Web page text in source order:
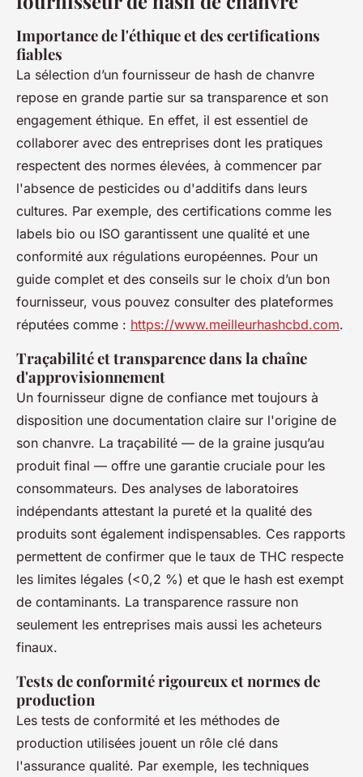
Importance de l'éthique et des certifications
fiables
La sélection d’un fournisseur de hash de chanvre
repose en grande partie sur sa transparence et son
engagement éthique. En effet, il est essentiel de
collaborer avec des entreprises dont les pratiques
respectent des normes élevées, à commencer par
l'absence de pesticides ou d'additifs dans leurs
cultures. Par exemple, des certifications comme les
labels bio ou ISO garantissent une qualité et une
conformité aux régulations européennes. Pour un
guide complet et des conseils sur le choix d’un bon
fournisseur, vous pouvez consulter des plateformes
réputées comme : https://www.meilleurhashcbd.com.
Traçabilité et transparence dans la chaîne
d'approvisionnement
Un fournisseur digne de confiance met toujours à
disposition une documentation claire sur l'origine de
son chanvre. La traçabilité — de la graine jusqu’au
produit final — offre une garantie cruciale pour les
consommateurs. Des analyses de laboratoires
indépendants attestant la pureté et la qualité des
produits sont également indispensables. Ces rapports
permettent de confirmer que le taux de THC respecte
les limites légales (<0,2 %) et que le hash est exempt
de contaminants. La transparence rassure non
seulement les entreprises mais aussi les acheteurs
finaux.
Tests de conformité rigoureux et normes de
production
Les tests de conformité et les méthodes de
production utilisées jouent un rôle clé dans
l'assurance qualité. Par exemple, les techniques